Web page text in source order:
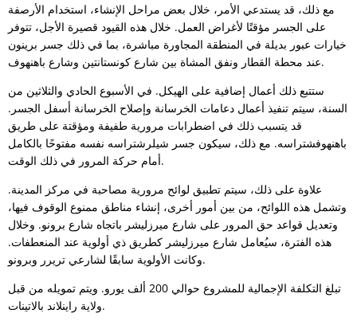
مع ذلك، قد يستدعي الأمر، خلال بعض مراحل الإنشاء، استخدام الأرصفة
على الجسر مؤقتًا لأغراض العمل. خلال هذه القيود قصيرة الأجل، تتوفر
خيارات عبور بديلة في المنطقة المجاورة مباشرة، بما في ذلك جسر برينون
عند محطة القطار ونفق المشاة بين شارع كونستانتين وشارع باهنهوف.
ستتبع ذلك أعمال إضافية على الهيكل. في الأسبوع الحادي والثلاثين من
السنة، سيتم تنفيذ أعمال دعامات الخرسانة وإصلاح الخرسانة أسفل الجسر.
قد يتسبب ذلك في اضطرابات مرورية طفيفة ومؤقتة على طريق
باهنهوفشتراسه. مع ذلك، سيكون جسر شيلرشتراسه نفسه مفتوحًا بالكامل
أمام حركة المرور في ذلك الوقت.
علاوة على ذلك، سيتم تطبيق لوائح مرورية مصاحبة في مركز المدينة.
وتشمل هذه اللوائح، من بين أمور أخرى، إنشاء مناطق ممنوع الوقوف فيها،
وتعديل قواعد حق المرور على شارع ميرزليشر باتجاه شارع برونو. وخلال
هذه الفترة، سيُعامل شارع ميرزليشر كطريق ذي أولوية عند المنعطفات.
وكانت الأولوية سابقًا لشارعي تريرر وبرونو.
تبلغ التكلفة الإجمالية للمشروع حوالي 200 ألف يورو. ويتم تمويله من قبل
ولاية راينلاند بالاتينات.